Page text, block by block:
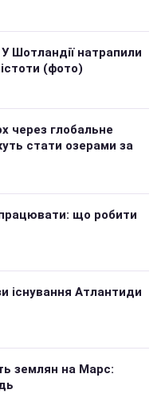
Шотландії натрапили
(фото)
через глобальне
стати озерами за
що робити
існування Атлантиди
землян на Марс: